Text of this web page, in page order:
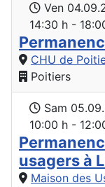
Ven
14:30 h -
CHU de
Poitiers
Sam
10:00 h -
usagers à
Maison des